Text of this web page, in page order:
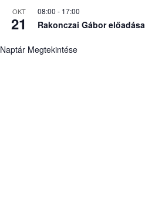
OKT
21
08:00 - 17:00
Rakonczai Gábor előadása
Naptár Megtekintése